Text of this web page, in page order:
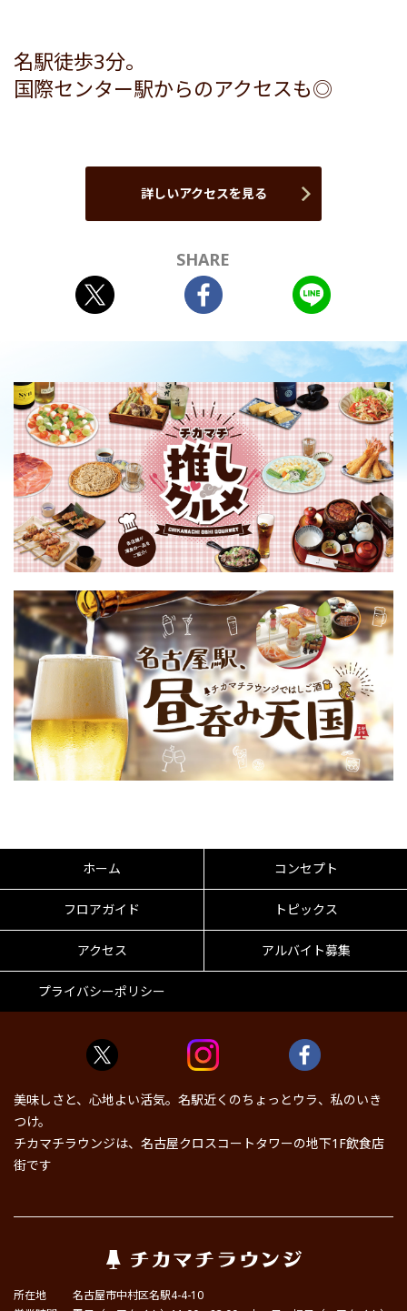
名駅徒歩3分。
国際センター駅からのアクセスも◎
詳しいアクセスを見る
SHARE
ホーム コンセプト
フロアガイド トピックス
アクセス アルバイト募集
プライバシーポリシー
美味しさと、心地よい活気。名駅近くのちょっとウラ、私のいき
つけ。
チカマチラウンジは、名古屋クロスコートタワーの地下1F飲食店
街です
所在地
名古屋市中村区名駅4-4-10